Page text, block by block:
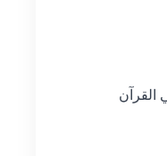
القرآن